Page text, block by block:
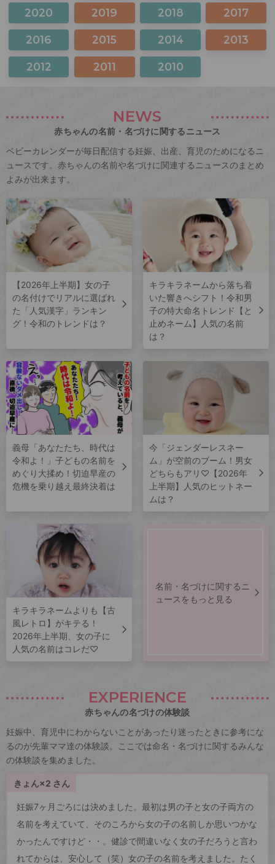
2020 2019 2018 2017
2016 2015 2014 2013
2012 2011 2010
NEWS
赤ちゃんの名前・名づけに関するニュース
ベビーカレンダーが毎日配信する妊娠、出産、育児のためになるニ
ュースです。赤ちゃんの名前や名づけに関連するニュースのまとめ
よみが出来ます。
【2026年上半期】女の子
の名付けでリアルに選ばれ
た「人気漢字」ランキン
グ！令和のトレンドは？
キラキラネームから落ち着
いた響きへシフト！令和男
子の特大命名トレンド【と
止めネーム】人気の名前
は？
義母「あなたたち、時代は
令和よ！」子どもの名前を
めぐり大揉め！切迫早産の
危機を乗り越え最終決着は
今「ジェンダーレスネー
ム」が空前のブーム！男女
どちらもアリ♡【2026年
上半期】人気のヒットネー
ムは？
キラキラネームよりも【古
風レトロ】がキテる！
2026年上半期、女の子に
人気の名前はコレだ♡
名前・名づけに関するニ
ュースをもっと見る
EXPERIENCE
赤ちゃんの名づけの体験談
妊娠中、育児中にわからないことがあったり迷ったときに参考にな
るのが先輩ママ達の体験談。ここでは命名・名づけに関するみんな
の体験談を集めました。
きょん×2 さん
妊娠7ヶ月ごろには決めました。最初は男の子と女の子両方の
名前を考えていて、そのころから女の子の名前しか思いつかな
かったんですけど・・。健診で間違いなく女の子だろうと言わ
れてからは、安心して（笑）女の子の名前を考えました。たく